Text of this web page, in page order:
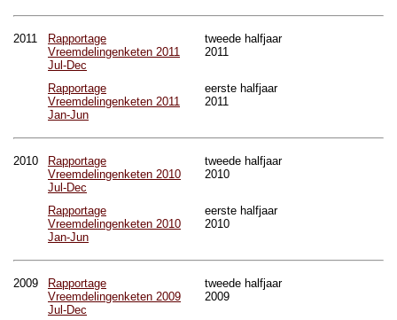
2011
Rapportage
Vreemdelingenketen 2011
Jul-Dec
tweede halfjaar
2011
Rapportage
Vreemdelingenketen 2011
Jan-Jun
eerste halfjaar
2011
2010
Rapportage
Vreemdelingenketen 2010
Jul-Dec
tweede halfjaar
2010
Rapportage
Vreemdelingenketen 2010
Jan-Jun
eerste halfjaar
2010
2009
Rapportage
Vreemdelingenketen 2009
Jul-Dec
tweede halfjaar
2009